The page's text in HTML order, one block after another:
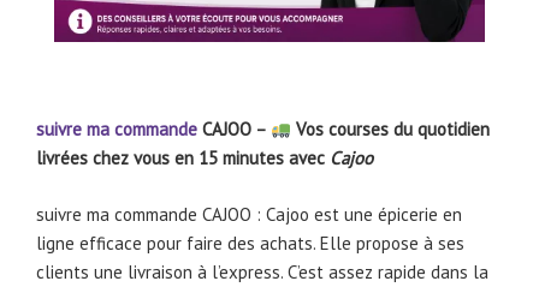
suivre ma commande CAJOO –
Vos courses du quotidien
livrées chez vous en 15 minutes avec Cajoo
suivre ma commande CAJOO : Cajoo est une épicerie en
ligne efficace pour faire des achats. Elle propose à ses
clients une livraison à l’express. C’est assez rapide dans la